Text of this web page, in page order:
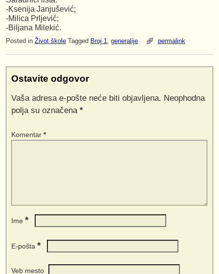
-Ksenija Janjušević;
-Milica Prljević;
-Biljana Milekić.
Posted in Život škole Tagged Broj 1, generalije permalink
Ostavite odgovor
Vaša adresa e-pošte neće biti objavljena. Neophodna
polja su označena *
Komentar *
Ime *
E-pošta *
Veb mesto